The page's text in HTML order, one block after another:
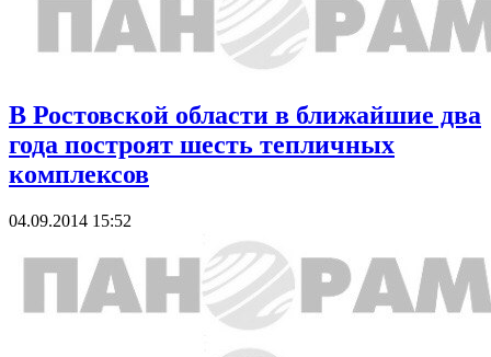
В Ростовской области в ближайшие два
года построят шесть тепличных
комплексов
04.09.2014 15:52